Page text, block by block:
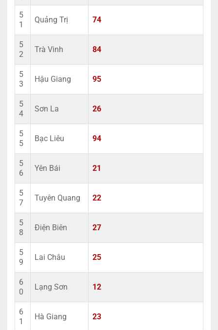
5
1
Quảng Trị 74
5
2
Trà Vinh 84
5
3
Hậu Giang 95
5
4
Sơn La 26
5
5
Bạc Liêu 94
5
6
Yên Bái 21
5
7
Tuyên Quang 22
5
8
Điện Biên 27
5
9
Lai Châu 25
6
0
Lạng Sơn 12
6
1
Hà Giang 23